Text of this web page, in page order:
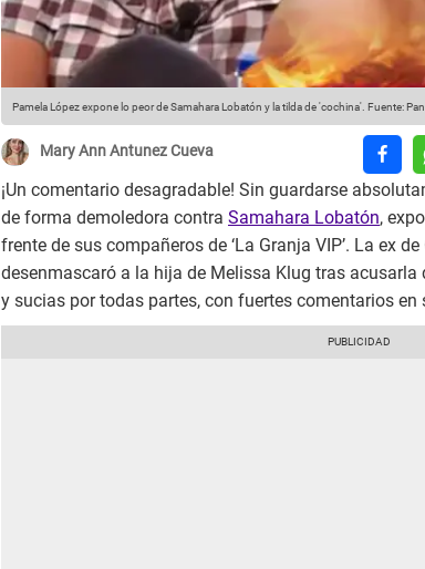
Pamela López expone lo peor de Samahara Lobatón y la tilda de 'cochina'. Fuente:
Mary Ann Antunez Cueva
¡Un comentario desagradable! Sin guardarse
de forma demoledora contra Samahara Lobatón,
frente de sus compañeros de ‘La Granja VIP’. La ex
desenmascaró a la hija de Melissa Klug tras
y sucias por todas partes, con fuertes comentarios en